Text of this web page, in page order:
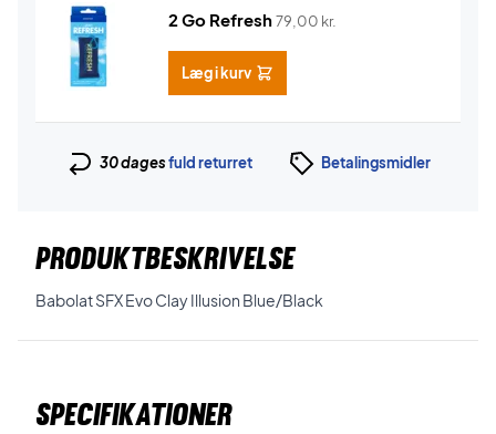
2 Go Refresh79,00 kr.
Læg i kurv
30 dagesfuld returret Betalingsmidler
PRODUKTBESKRIVELSE
Babolat SFX Evo Clay Illusion Blue/Black
Specifikationer